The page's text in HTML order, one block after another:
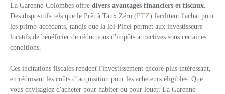
La Garenne-Colombes offre divers avantages financiers et fiscaux
Des dispositifs tels que le Prêt à Taux Zéro (PTZ) facilitent l'achat pour
les primo-accédants, tandis que la loi Pinel permet aux investisseurs
locatifs de bénéficier de réductions d'impôts attractives sous certaines
conditions.
Ces incitations fiscales rendent l'investissement encore plus intéressant,
en réduisant les coûts d’acquisition pour les acheteurs éligibles. Que
vous envisagiez d'acheter pour habiter ou pour louer, La Garenne-